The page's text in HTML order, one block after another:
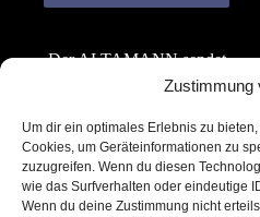
Zustimmung
Um dir ein optimales Erlebnis zu
Cookies, um Geräteinformationen zu
zuzugreifen. Wenn du diesen
wie das Surfverhalten oder eindeutige
Wenn du deine Zustimmung nicht
Der ALTAMANN sendet
keinen Spam! Er gibt
weiter. Erfahre mehr in
unserer
Datenschutzerklärung.